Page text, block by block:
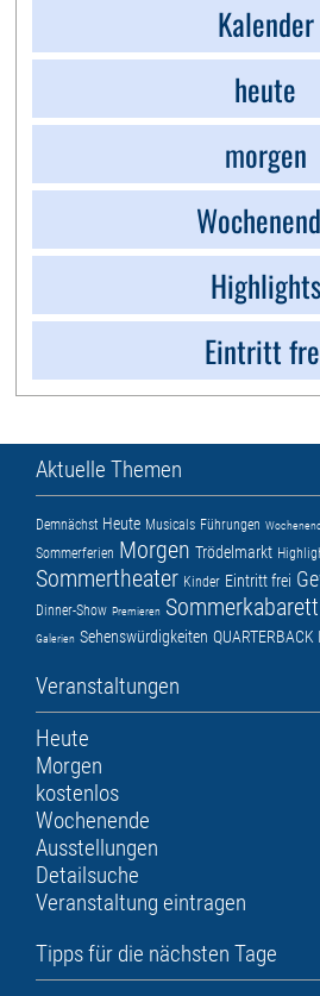
Kalender
heute
morgen
Highlights
Eintritt
Aktuelle Themen
Demnächst Heute Musicals Führungen
Sommerferien Morgen Trödelmarkt
Sommertheater Kinder Eintritt frei
Dinner-Show Premieren Sommerkabarett
Galerien Sehenswürdigkeiten
Veranstaltungen
Heute
Morgen
kostenlos
Wochenende
Ausstellungen
Detailsuche
Veranstaltung eintragen
Tipps für die nächsten Tage